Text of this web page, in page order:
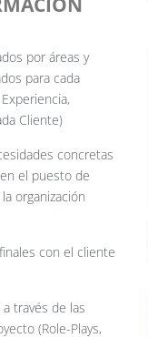
por áreas y
para cada
Cliente)
concretas
el puesto de
organización
con el cliente
través de las
(Role-Plays,